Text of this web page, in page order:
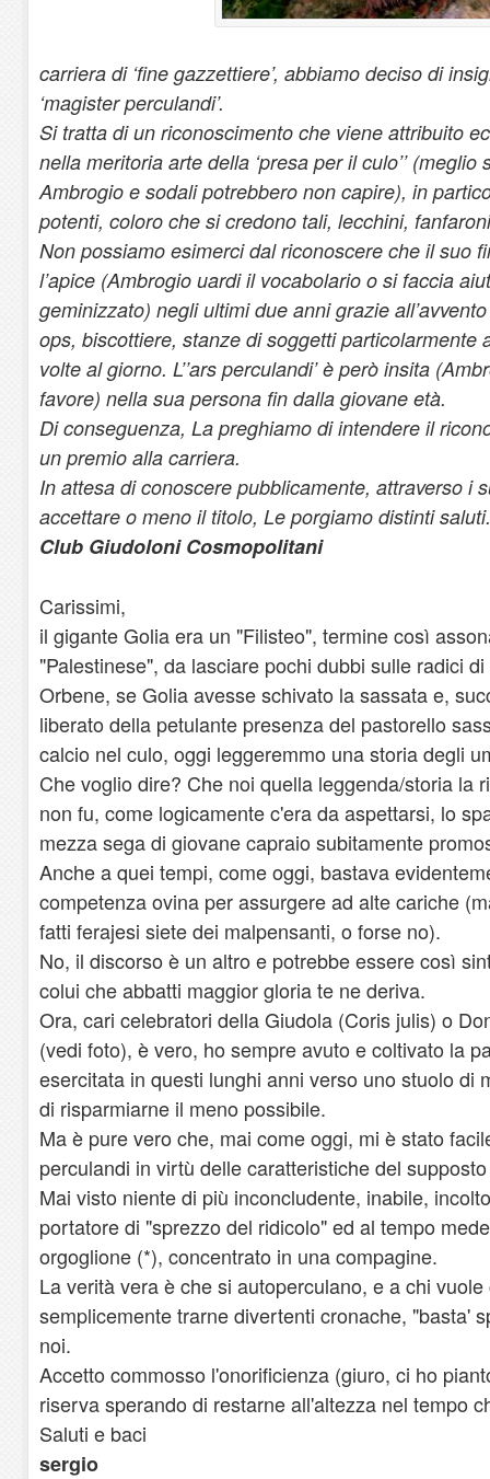
carriera di ‘fine gazzettiere’, abbiamo deciso di
‘magister perculandi’.
Si tratta di un riconoscimento che viene attribuito
nella meritoria arte della ‘presa per il culo’’
Ambrogio e sodali potrebbero non capire), in
potenti, coloro che si credono tali, lecchini,
Non possiamo esimerci dal riconoscere che il suo
l’apice (Ambrogio uardi il vocabolario o si faccia
geminizzato) negli ultimi due anni grazie
ops, biscottiere, stanze di soggetti
volte al giorno. L’’ars perculandi’ è però insita
favore) nella sua persona fin dalla giovane età.
Di conseguenza, La preghiamo di intendere il
un premio alla carriera.
In attesa di conoscere pubblicamente, attraverso i
accettare o meno il titolo, Le porgiamo distinti saluti.
Club Giudoloni Cosmopolitani
Carissimi,
il gigante Golia era un "Filisteo", termine così
"Palestinese", da lasciare pochi dubbi sulle radici
Orbene, se Golia avesse schivato la sassata e,
liberato della petulante presenza del pastorello
calcio nel culo, oggi leggeremmo una storia degli
Che voglio dire? Che noi quella leggenda/storia la
non fu, come logicamente c'era da aspettarsi, lo
mezza sega di giovane capraio subitamente
Anche a quei tempi, come oggi, bastava
competenza ovina per assurgere ad alte cariche
fatti ferajesi siete dei malpensanti, o forse no).
No, il discorso è un altro e potrebbe essere così
colui che abbatti maggior gloria te ne deriva.
Ora, cari celebratori della Giudola (Coris julis) o
(vedi foto), è vero, ho sempre avuto e coltivato la
esercitata in questi lunghi anni verso uno stuolo di
di risparmiarne il meno possibile.
Ma è pure vero che, mai come oggi, mi è stato
perculandi in virtù delle caratteristiche del
Mai visto niente di più inconcludente, inabile,
portatore di "sprezzo del ridicolo" ed al tempo
orgoglione (*), concentrato in una compagine.
La verità vera è che si autoperculano, e a chi
semplicemente trarne divertenti cronache, "basta'
noi.
Accetto commosso l'onorificienza (giuro, ci ho
riserva sperando di restarne all'altezza nel tempo
Saluti e baci
sergio